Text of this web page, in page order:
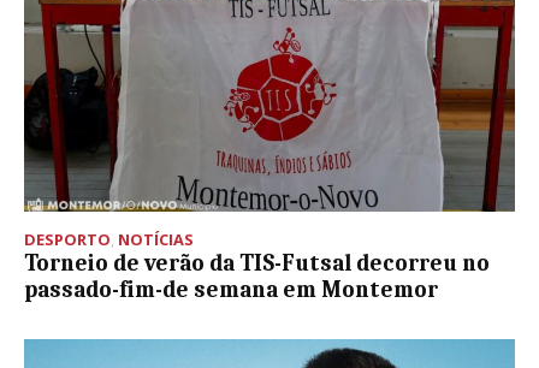
DESPORTO NOTÍCIAS
Torneio de verão da TIS-Futsal decorreu no
passado-fim-de semana em Montemor